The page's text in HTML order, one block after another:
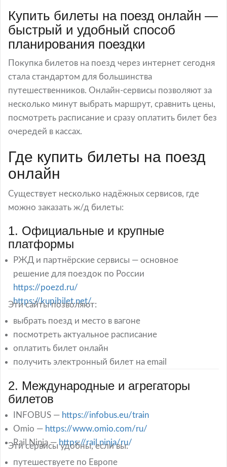
Купить билеты на поезд онлайн —
быстрый и удобный способ
планирования поездки
Покупка билетов на поезд через интернет сегодня
стала стандартом для большинства
путешественников. Онлайн-сервисы позволяют за
несколько минут выбрать маршрут, сравнить цены,
посмотреть расписание и сразу оплатить билет без
очередей в кассах.
Где купить билеты на поезд
онлайн
Существует несколько надёжных сервисов, где
можно заказать ж/д билеты:
1. Официальные и крупные
платформы
РЖД и партнёрские сервисы — основное
решение для поездок по России
https://poezd.ru/
https://kupibilet.net/
Эти сайты позволяют:
выбрать поезд и место в вагоне
посмотреть актуальное расписание
оплатить билет онлайн
получить электронный билет на email
2. Международные и агрегаторы
билетов
INFOBUS — https://infobus.eu/train
Omio — https://www.omio.com/ru/
Rail Ninja — https://rail.ninja/ru/
Эти сервисы удобны, если вы:
путешествуете по Европе